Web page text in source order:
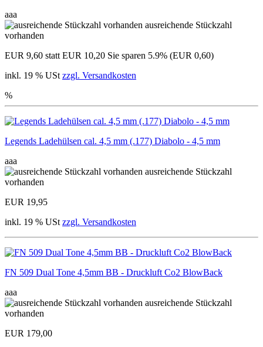
aaa
ausreichende Stückzahl
vorhanden
EUR 9,60 statt EUR 10,20 Sie sparen 5.9% (EUR 0,60)
inkl. 19 % USt zzgl. Versandkosten
%
Legends Ladehülsen cal. 4,5 mm (.177) Diabolo - 4,5 mm
aaa
ausreichende Stückzahl
vorhanden
EUR 19,95
inkl. 19 % USt zzgl. Versandkosten
FN 509 Dual Tone 4,5mm BB - Druckluft Co2 BlowBack
aaa
ausreichende Stückzahl
vorhanden
EUR 179,00